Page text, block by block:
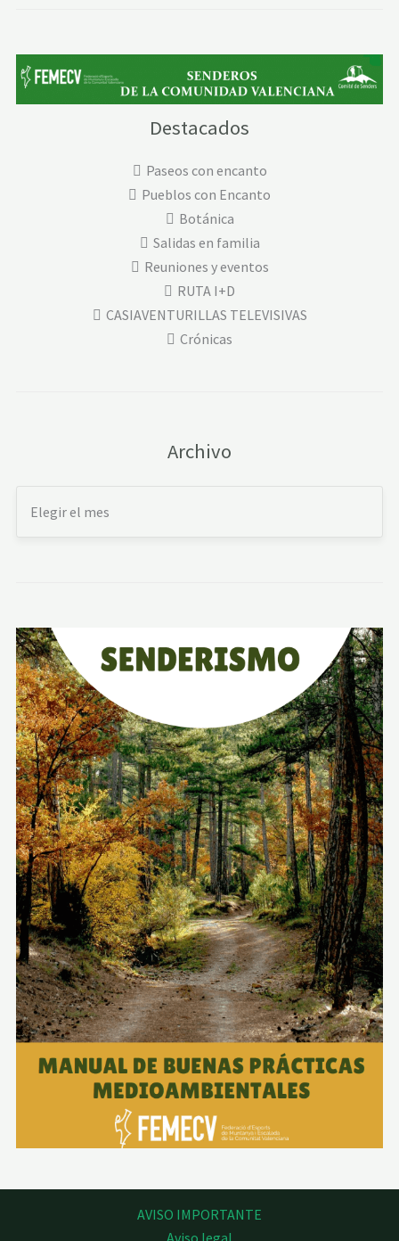
Destacados
Paseos con encanto
Pueblos con Encanto
Botánica
Salidas en familia
Reuniones y eventos
RUTA I+D
CASIAVENTURILLAS TELEVISIVAS
Crónicas
Archivo
AVISO IMPORTANTE